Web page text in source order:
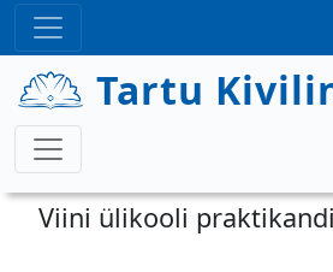
Liigu edasi põhisisu juurde
Tartu
Viini ülikooli